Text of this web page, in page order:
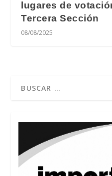
lugares de
Tercera Sección
08/08/2025